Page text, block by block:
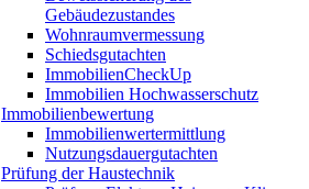
Gebäudezustandes
Wohnraumvermessung
Schiedsgutachten
ImmobilienCheckUp
Immobilien Hochwasserschutz
Immobilienbewertung
Immobilienwertermittlung
Nutzungsdauergutachten
Prüfung der Haustechnik